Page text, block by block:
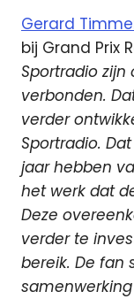
Gerard
bij Grand Prix
Sportradio
verbonden.
verder
Sportradio.
jaar hebben
het werk dat
Deze
verder te
bereik. De fan